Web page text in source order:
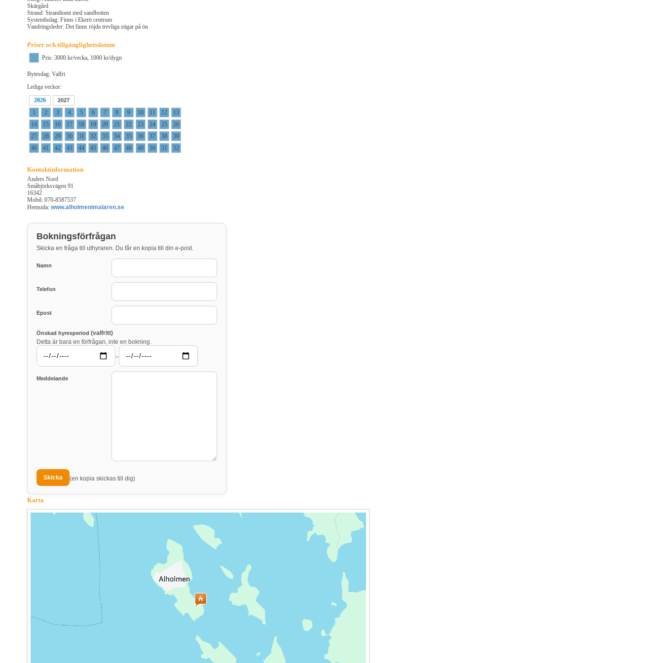
Skärgård
Strand: Strandtomt med sandbotten
Systembolag: Finns i Ekerö centrum
Vandringsleder: Det finns röjda trevliga stigar på ön
Priser och tillgänglighetsdatum
Pris: 3000 kr/vecka, 1000 kr/dygn
Bytesdag: Valfri
Lediga veckor:
2026
2027
1 2 3 4 5 6 7 8 9 10 11 12
13
14
15 16 17 18 19 20 21 22 23 24 25
26
27
28 29 30 31 32 33 34 35 36 37 38
39
40
41 42 43 44 45 46 47 48 49 50 51 52
Kontaktinformation
Anders Nord
Småbjörksvägen 91
16342
Mobil: 070-8587537
Hemsida: www.alholmenimalaren.se
Bokningsförfrågan
Skicka en fråga till uthyraren. Du får en kopia till din e-post.
Namn
Telefon
Epost
Önskad hyresperiod (valfritt)
Detta är bara en förfrågan, inte en bokning.
–
Meddelande
(en kopia skickas till dig)
Karta